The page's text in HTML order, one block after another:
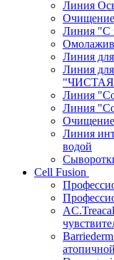
Линия
Очищение
Линия "С
Линия
Линия
Линия
Линия
Очищение
Линия
водой
Cell Fusion